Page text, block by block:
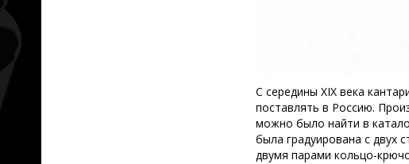
С середины XIX века
поставлять в Россию.
можно было найти в
была градуирована с двух
двумя парами кольцо-